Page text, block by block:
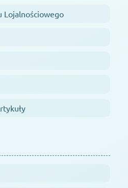
Lojalnościowego